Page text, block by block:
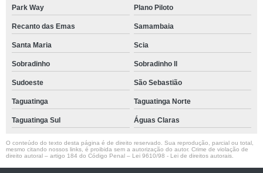
Park Way Plano Piloto
Recanto das Emas Samambaia
Santa Maria Scia
Sobradinho Sobradinho ll
Sudoeste São Sebastião
Taguatinga Taguatinga Norte
Taguatinga Sul Águas Claras
O conteúdo do texto desta página é de direito reservado. Sua reprodução, parcial ou total,
mesmo citando nossos links, é proibida sem a autorização do autor. Crime de violação de
direito autoral – artigo 184 do Código Penal – Lei 9610/98 - Lei de direitos autorais